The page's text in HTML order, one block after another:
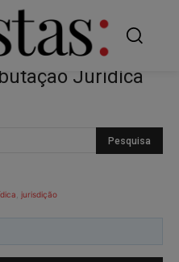
Jurídica
jurisdição